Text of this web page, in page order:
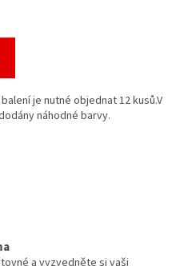
je nutné objednat 12 kusů.V
náhodné barvy.